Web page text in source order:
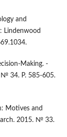
and
Lindenwood
Making. -
№ 34. P. 585-605.
Motives and
2015. № 33.